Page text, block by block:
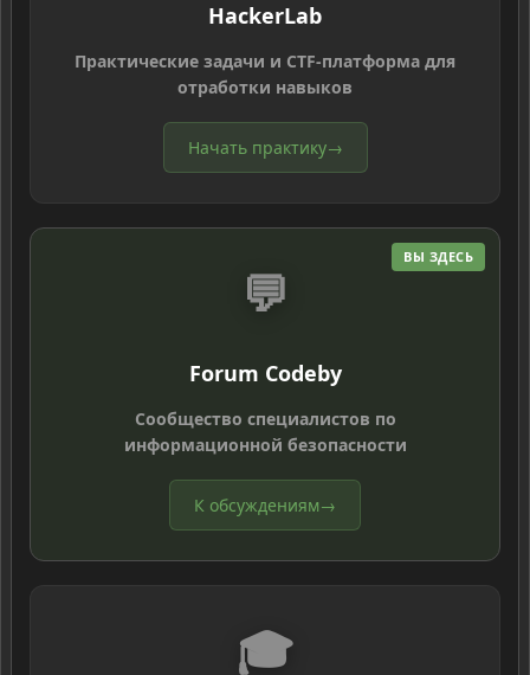
HackerLab
Практические задачи и CTF-платформа для
отработки навыков
Начать практику→
ВЫ ЗДЕСЬ
💬
Forum Codeby
Сообщество специалистов по
информационной безопасности
К обсуждениям→
🎓